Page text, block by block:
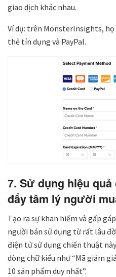
giao dịch khác nhau.
Ví dụ: trên MonsterInsights,
thẻ tín dụng và PayPal.
7. Sử dụng hiệu
đẩy tâm lý người
Tạo ra sự khan hiếm và gấp
người bán sử dụng từ rất lâu
điện tử sử dụng chiến thuật
dòng chữ kiểu như “Mã giảm
10 sản phẩm duy nhất”.